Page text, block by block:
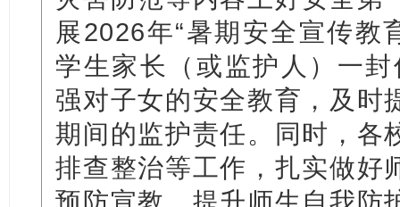
展2026年“暑期安全宣传教
学生家长（或监护人）一
强对子女的安全教育，及时
期间的监护责任。同时，各
排查整治等工作，扎实做好